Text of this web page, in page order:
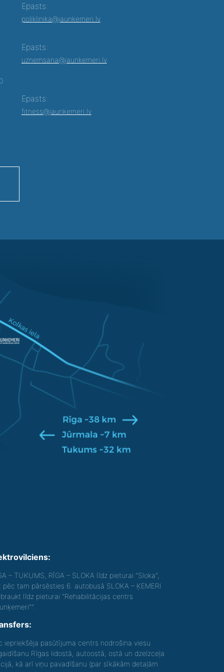
Epasts:
poliklinika@jaunkemeri.lv
Epasts:
uznemsana@jaunkemeri.lv
Epasts:
fitness@jaunkemeri.lv
– TUKUMS, RĪGA – SLOKA līdz pieturai "Sloka",
pēc tam pārsēsties 6. autobusā SLOKA – ĶEMERI
līdz pieturai "Rehabilitācijas centrs
iepriekšēja pasūtījuma centrs nodrošina viesu
Rīgas lidostā, autoostā, ostā un dzelzceļa
kā arī viņu pavadīšanu (par sīkākām detaļām